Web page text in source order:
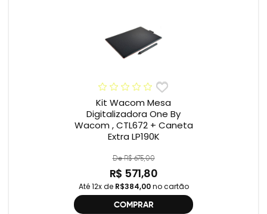
Kit Wacom Mesa
Digitalizadora One By
Wacom , CTL672 + Caneta
Extra LP190K
De R$ 675,00
R$ 571,80
Até 12x de R$384,00no cartão
COMPRAR